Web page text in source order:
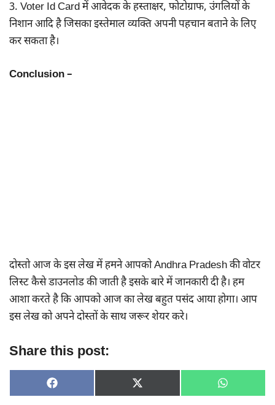
3. Voter Id Card में आवेदक के हस्ताक्षर, फोटोग्राफ, उंगलियों के
निशान आदि है जिसका इस्तेमाल व्यक्ति अपनी पहचान बताने के लिए
कर सकता है।
Conclusion –
दोस्तो आज के इस लेख में हमने आपको Andhra Pradesh की वोटर
लिस्ट कैसे डाउनलोड की जाती है इसके बारे में जानकारी दी है। हम
आशा करते है कि आपको आज का लेख बहुत पसंद आया होगा। आप
इस लेख को अपने दोस्तों के साथ जरूर शेयर करे।
Share this post:
SHARE
ON
F
A
SHARE
ON
X
(
SHARE
ON
W
H